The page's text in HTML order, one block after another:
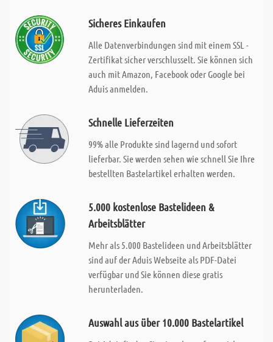
Sicheres Einkaufen
Alle Datenverbindungen sind mit einem SSL -
Zertifikat sicher verschlusselt. Sie können sich
auch mit Amazon, Facebook oder Google bei
Aduis anmelden.
Schnelle Lieferzeiten
99% alle Produkte sind lagernd und sofort
lieferbar. Sie werden sehen wie schnell Sie Ihre
bestellten Bastelartikel erhalten werden.
5.000 kostenlose Bastelideen &
Arbeitsblätter
Mehr als 5.000 Bastelideen und Arbeitsblätter
sind auf der Aduis Webseite als PDF-Datei
verfügbar und Sie können diese gratis
herunterladen.
Auswahl aus über 10.000 Bastelartikel